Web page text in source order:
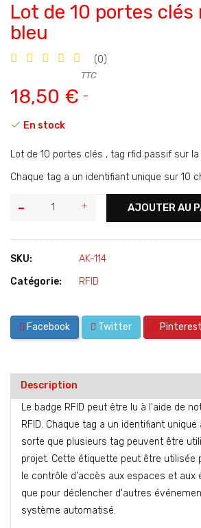
Lot de 10 portes clés
bleu
(0)
18,50 €
TTC
 En stock
Lot de 10 portes clés , tag rfid passif sur la
Chaque tag a un identifiant unique sur 10
AJOUTER AU
SKU:
AK-114
Catégorie:
RFID
Facebook Twitter Pinterest
Description
Le badge RFID peut être lu à l'aide de
RFID. Chaque tag a un identifiant unique
sorte que plusieurs tag peuvent être
projet. Cette étiquette peut être utilisée
le contrôle d'accès aux espaces et aux
que pour déclencher d'autres
système automatisé.